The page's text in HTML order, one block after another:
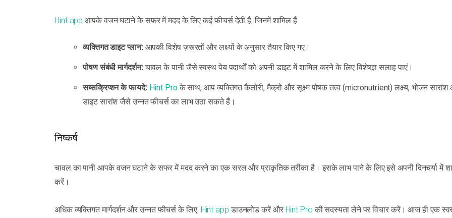
Hint app आपके वजन घटाने के सफर में मदद के लिए कई फीचर्स देती है, जिनमें शामिल हैं:
व्यक्तिगत डाइट प्लान:आपकी विशेष ज़रूरतों और लक्ष्यों के अनुसार तैयार किए गए।
पोषण संबंधी मार्गदर्शन:चावल के पानी जैसे स्वस्थ पेय पदार्थों को अपनी डाइट में शामिल करने के लिए विशेषज्ञ सलाह पाएं।
सब्सक्रिप्शन के फायदे: Hint Proके साथ, आप व्यक्तिगत कैलोरी, मैक्रो और सूक्ष्म पोषक तत्व (micronutrient) लक्ष्य, भोजन सारांश
डाइट सारांश जैसे उन्नत फीचर्स का लाभ उठा सकते हैं।
निष्कर्ष
चावल का पानी आपके वजन घटाने के सफर में मदद करने का एक सरल और प्राकृतिक तरीका है। इसके लाभ पाने के लिए इसे अपनी दिनचर्या में
करें।
अधिक व्यक्तिगत मार्गदर्शन और उन्नत फीचर्स के लिए, Hint app डाउनलोड करें और Hint Pro की सदस्यता लेने पर विचार करें। आज ही एक